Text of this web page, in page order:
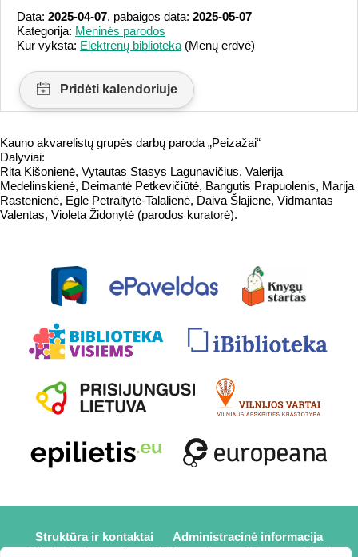
Data: 2025-04-07, pabaigos data: 2025-05-07
Kategorija: Meninės parodos
Kur vyksta: Elektrėnų biblioteka (Menų erdvė)
Kauno akvarelistų grupės darbų paroda „Peizažai“
Dalyviai:
Rita Kišonienė, Vytautas Stasys Lagunavičius, Valerija
Medelinskienė, Deimantė Petkevičiūtė, Bangutis Prapuolenis, Marija
Rastenienė, Eglė Petraitytė-Talalienė, Daiva Šlajienė, Vidmantas
Valentas, Violeta Židonytė (parodos kuratorė).
Struktūra ir kontaktai
Administracinė informacija
Teisinė informacija
Veiklos sritys Mūsų projektai